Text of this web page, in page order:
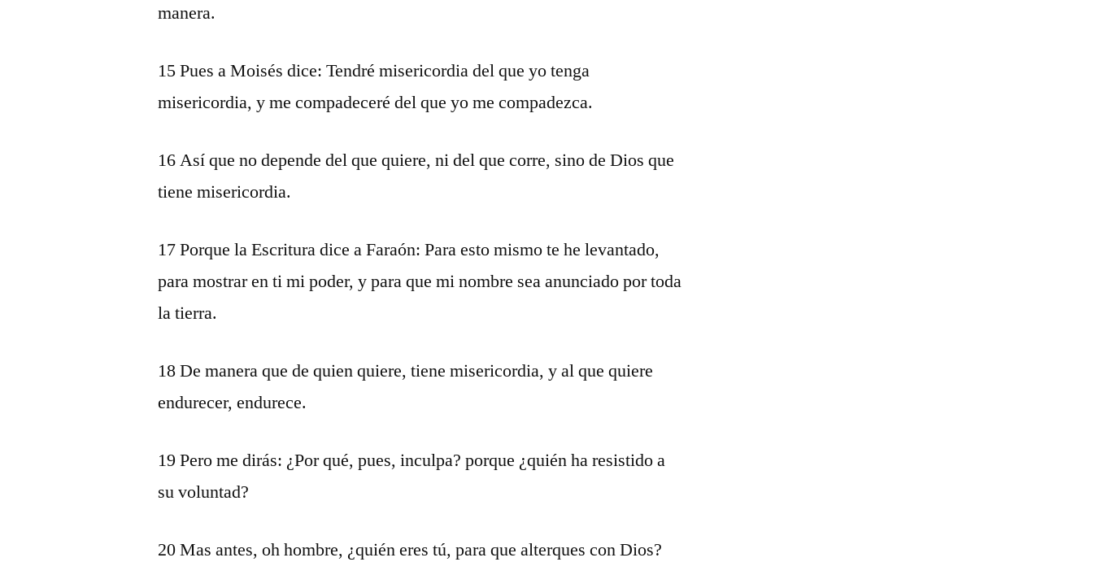
manera.
15 Pues a Moisés dice: Tendré misericordia del que yo tenga
misericordia, y me compadeceré del que yo me compadezca.
16 Así que no depende del que quiere, ni del que corre, sino de Dios que
tiene misericordia.
17 Porque la Escritura dice a Faraón: Para esto mismo te he levantado,
para mostrar en ti mi poder, y para que mi nombre sea anunciado por toda
la tierra.
18 De manera que de quien quiere, tiene misericordia, y al que quiere
endurecer, endurece.
19 Pero me dirás: ¿Por qué, pues, inculpa? porque ¿quién ha resistido a
su voluntad?
20 Mas antes, oh hombre, ¿quién eres tú, para que alterques con Dios?